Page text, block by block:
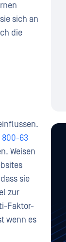
sich an
die
63
Weisen
sie
zur
Faktor-
wenn es